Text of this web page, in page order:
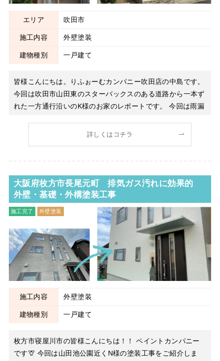
エリア 吹田市
施工内容 外壁塗装
建物種別 一戸建て
皆様こんにちは。りふぉーむカンパニー吹田店の中島です。
今回は吹田市山田東のスターバックスのある道路から一本ず
れた一方通行沿いのK様のお家のレポートです。 今回は雨漏
た結果、お気づきでは無かった場所から雨漏りしていたこと
詳しくはコチラ
大阪府枚方市長尾元町 排気ガス汚れに効果的
外壁・基礎・外構塗装工事
施工完了 外壁塗装
施工内容 外壁塗装
建物種別 一戸建て
枚方市寝屋川市の皆様こんにちは！！ ペイントカンパニー
です🦒 今回は山田池公園近くN様の塗装工事をご紹介しま